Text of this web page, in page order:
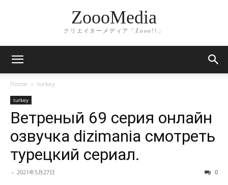
ZoooMedia
クリエイターメディア「Zooo!!」
Home turkey
turkey
Ветреный 69 серия онлайн
озвучка dizimania смотреть
турецкий сериал.
- 2021年5月27日 0